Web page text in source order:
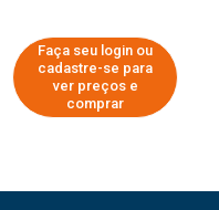
Faça seu login ou
cadastre-se para
ver preços e
comprar